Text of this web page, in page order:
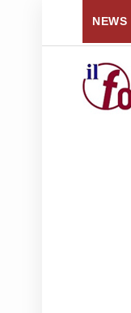
NEWS
per tornare a ...